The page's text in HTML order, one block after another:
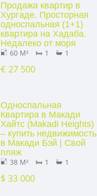
Продажа квартир в
Хургаде. Просторная
односпальная (1+1)
квартира на Хадаба.
Недалеко от моря
60 M² 1 1
€ 27 500
Односпальная
Квартира в Макади
Хайтс (Makadi Heights)
– купить недвижимость
в Макади Бэй | Свой
пляж
38 M² 1 1
$ 33 000